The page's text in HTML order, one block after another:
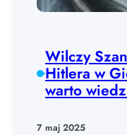
Wilczy
Hitlera w
warto
7 maj 2025